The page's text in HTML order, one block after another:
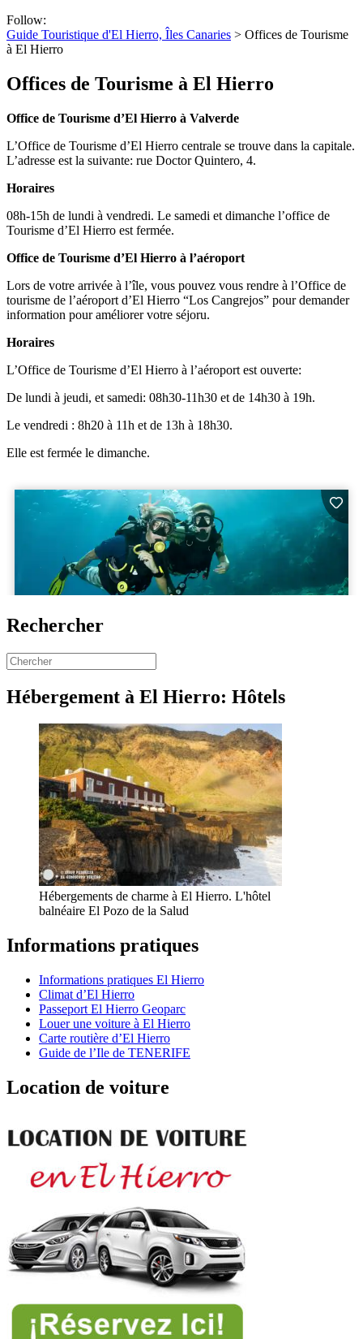
Follow:
Guide Touristique d'El Hierro, Îles Canaries > Offices de Tourisme
à El Hierro
Offices de Tourisme à El Hierro
Office de Tourisme d’El Hierro à Valverde
L’Office de Tourisme d’El Hierro centrale se trouve dans la capitale.
L’adresse est la suivante: rue Doctor Quintero, 4.
Horaires
08h-15h de lundi à vendredi. Le samedi et dimanche l’office de
Tourisme d’El Hierro est fermée.
Office de Tourisme d’El Hierro à l’aéroport
Lors de votre arrivée à l’île, vous pouvez vous rendre à l’Office de
tourisme de l’aéroport d’El Hierro “Los Cangrejos” pour demander
information pour améliorer votre séjoru.
Horaires
L’Office de Tourisme d’El Hierro à l’aéroport est ouverte:
De lundi à jeudi, et samedi: 08h30-11h30 et de 14h30 à 19h.
Le vendredi : 8h20 à 11h et de 13h à 18h30.
Elle est fermée le dimanche.
Rechercher
Hébergement à El Hierro: Hôtels
Hébergements de charme à El Hierro. L'hôtel
balnéaire El Pozo de la Salud
Informations pratiques
Informations pratiques El Hierro
Climat d’El Hierro
Passeport El Hierro Geoparc
Louer une voiture à El Hierro
Carte routière d’El Hierro
Guide de l’Ile de TENERIFE
Location de voiture